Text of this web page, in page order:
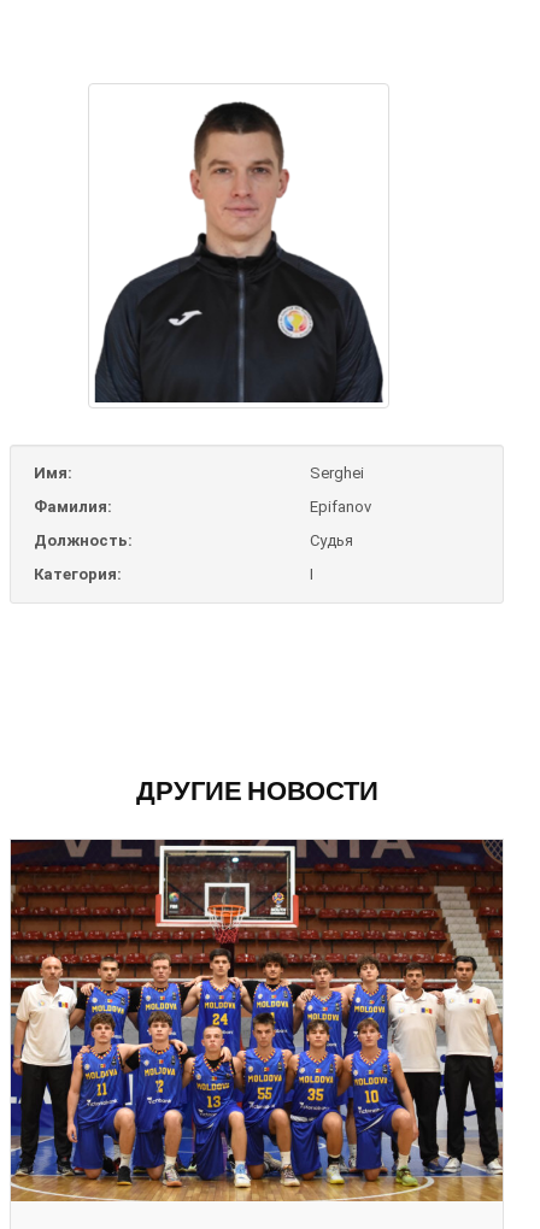
Имя:
Serghei
Фамилия:
Epifanov
Должность:
Судья
Категория:
I
ДРУГИЕ НОВОСТИ